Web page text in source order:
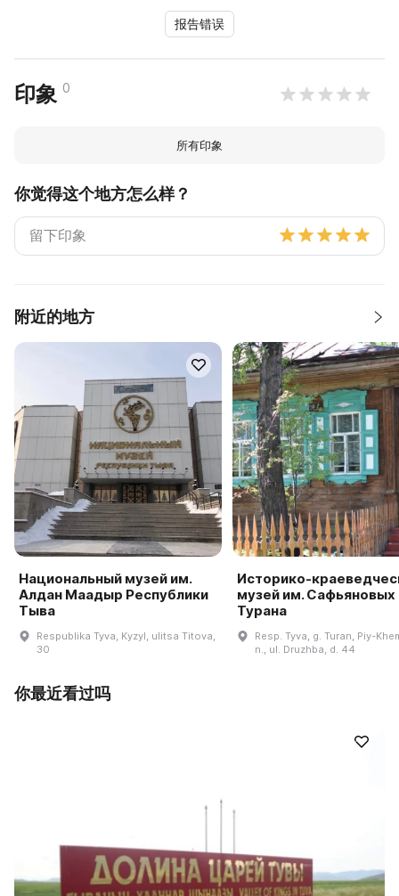
报告错误
印象 0
所有印象
你觉得这个地方怎么样？
附近的地方
Национальный музей им.
Алдан Маадыр Республики
Тыва
Respublika Tyva, Kyzyl, ulitsa Titova,
30
Историко-
музей им. Сафьяновых
Турана
Resp. Tyva, g. Turan, Piy-
n., ul. Druzhba, d. 44
你最近看过吗